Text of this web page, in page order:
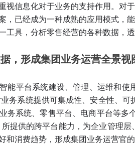
视信息化对于业务的支持作用。对
，已经成为一种成熟的应用模式，
工具，分析零售经营的各种数据，
，形成集团业务运营全景视
能平台系统建设、管理、运维和
务系统提供可集成性、安全性、可
务系统、零售平台、电商平台等
所提供的跨平台能力，为企业管理
和消费趋势，形成集团业务运营官